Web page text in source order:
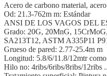
Acero de carbono material,
Od: 21.3-762m m: Estándar
ANSI DE LOS VAGOS DEL
Grado: 20G, 20MnG,
SA213T12, ASTM A335P11
Grueso de pared: 2.77-25.4m m
Longitud: 5.8/6/11.8/12mtr
Hilo no: 4ribs/6ribs/8ribs/12ribs